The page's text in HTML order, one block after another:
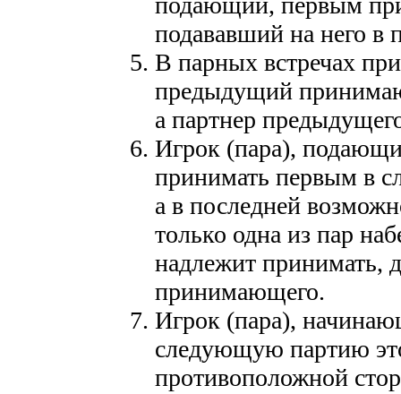
подававший на него в
В парных встречах
предыдущий
а партнер
Игрок (пара),
принимать первым в
а в последней
только одна из пар
надлежит принимать,
принимающего.
Игрок (пара),
следующую партию
противоположной